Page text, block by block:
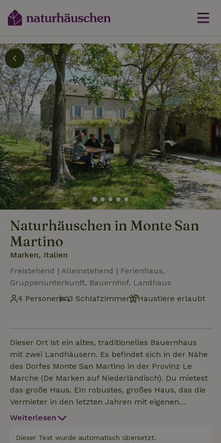
Naturhäuschen in Monte San
Martino
Marken, Italien
Freistehend | Alleinstehend | Ferienhaus,
Gruppenunterkunft, Bauernhof, Landhaus
4 Personen
3 Schlafzimmer Haustiere erlaubt
Dieser Ort ist ein altes, traditionelles Bauernhaus
mit zwei Landhäusern. Es befindet sich in der Nähe
des Dorfes Monte San Martino in der Provinz Le
Marche (De Marken auf Niederländisch). Du mietest
das große Haus. Ein robustes, großes Haus, das die
Vermieter in den letzten Jahren mit eigenen
Händen und örtlicher Hilfe wieder aufgebaut haben.
hat vier große Schlafzimmer und ein großes Loft-
Weiterlesen
Dieser Text wurde automatisch übersetzt.